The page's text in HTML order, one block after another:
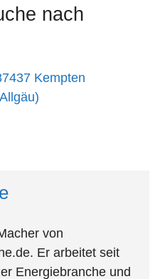
nach
Kempten
von
Er arbeitet seit
Energiebranche und